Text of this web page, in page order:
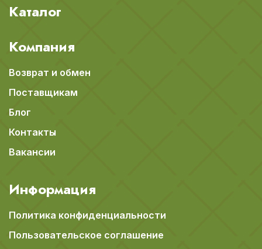
Каталог
Компания
Возврат и обмен
Поставщикам
Блог
Контакты
Вакансии
Информация
Политика конфиденциальности
Пользовательское соглашение